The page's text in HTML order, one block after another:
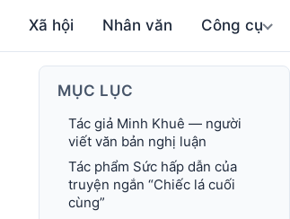
Xã hội Nhân văn Công cụ
MỤC LỤC
Tác giả Minh Khuê — người
viết văn bản nghị luận
Tác phẩm Sức hấp dẫn của
truyện ngắn “Chiếc lá cuối
cùng”